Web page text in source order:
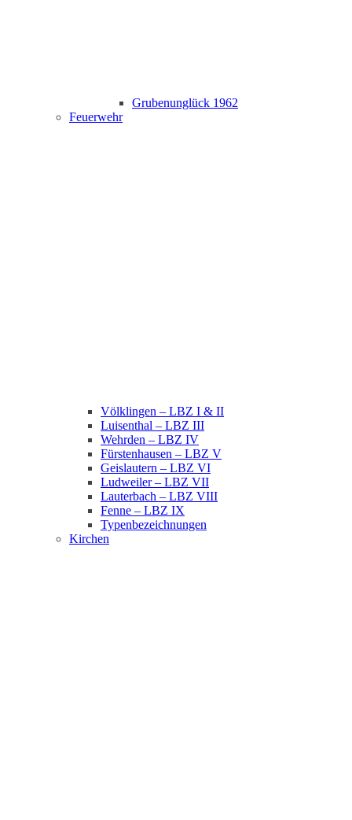
Grubenunglück 1962
Feuerwehr
Völklingen – LBZ I & II
Luisenthal – LBZ III
Wehrden – LBZ IV
Fürstenhausen – LBZ V
Geislautern – LBZ VI
Ludweiler – LBZ VII
Lauterbach – LBZ VIII
Fenne – LBZ IX
Typenbezeichnungen
Kirchen